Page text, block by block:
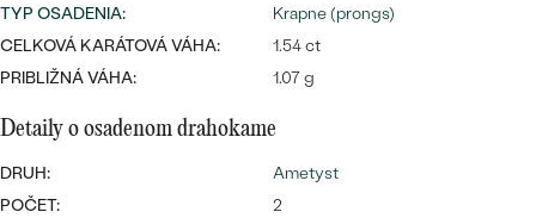
MINIMALISTICKÉ
PODĽA PRÍLEŽITOSTI
PODĽA FARBY
PODĽA TVARU DRAHOKAMU
Najpredávanejšie
Najpredávanejšie
TYP OSADENIA:
Krapne (prongs)
CELKOVÁ KARÁTOVÁ VÁHA:
1.54 ct
PRIBLIŽNÁ VÁHA:
1.07 g
Detaily o osadenom drahokame
DRUH:
Ametyst
POČET:
2